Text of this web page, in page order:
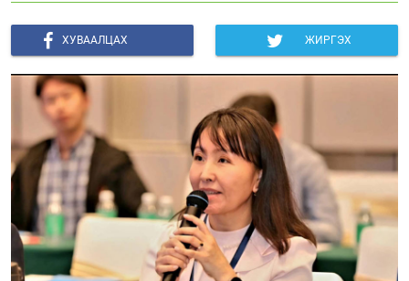
ХУВААЛЦАХ ЖИРГЭХ